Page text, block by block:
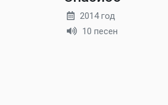
2014 год
10 песен